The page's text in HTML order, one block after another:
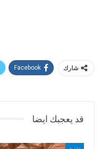
شارك Facebook
قد يعجبك ايضا